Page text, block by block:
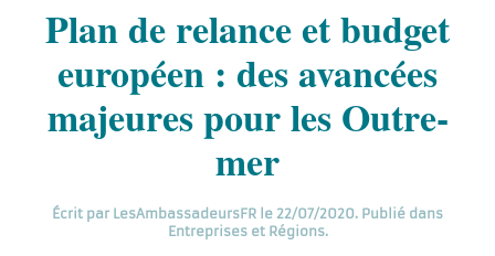
Plan de relance et budget
européen : des avancées
majeures pour les Outre-
mer
Écrit par LesAmbassadeursFR le 22/07/2020. Publié dans
Entreprises et Régions.